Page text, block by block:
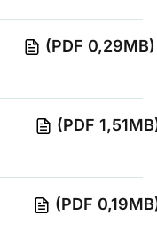
(PDF 0,29MB)
(PDF
(PDF